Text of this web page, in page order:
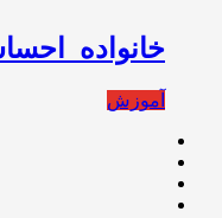
خانواده
آموزش